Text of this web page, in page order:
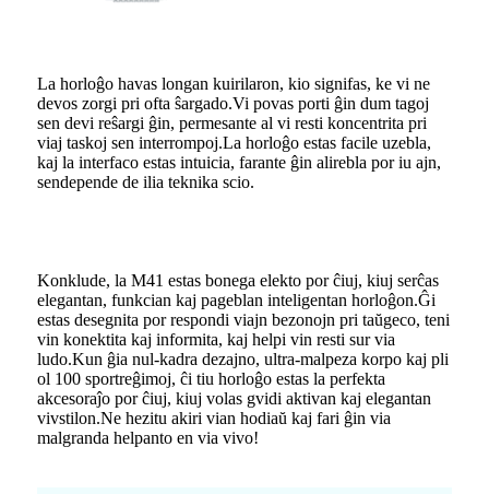
La horloĝo havas longan kuirilaron, kio signifas, ke vi ne
devos zorgi pri ofta ŝargado.Vi povas porti ĝin dum tagoj
sen devi reŝargi ĝin, permesante al vi resti koncentrita pri
viaj taskoj sen interrompoj.La horloĝo estas facile uzebla,
kaj la interfaco estas intuicia, farante ĝin alirebla por iu ajn,
sendepende de ilia teknika scio.
Konklude, la M41 estas bonega elekto por ĉiuj, kiuj serĉas
elegantan, funkcian kaj pageblan inteligentan horloĝon.Ĝi
estas desegnita por respondi viajn bezonojn pri taŭgeco, teni
vin konektita kaj informita, kaj helpi vin resti sur via
ludo.Kun ĝia nul-kadra dezajno, ultra-malpeza korpo kaj pli
ol 100 sportreĝimoj, ĉi tiu horloĝo estas la perfekta
akcesoraĵo por ĉiuj, kiuj volas gvidi aktivan kaj elegantan
vivstilon.Ne hezitu akiri vian hodiaŭ kaj fari ĝin via
malgranda helpanto en via vivo!